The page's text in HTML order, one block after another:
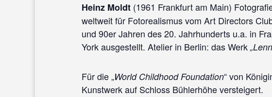
Heinz Moldt (1961 Frankfurt am Main)
weltweit für Fotorealismus vom Art Directors
und 90er Jahren des 20. Jahrhunderts u.a. in
York ausgestellt. Atelier in Berlin: das Werk
Für die „World Childhood Foundation“ von
Kunstwerk auf Schloss Bühlerhöhe versteigert.